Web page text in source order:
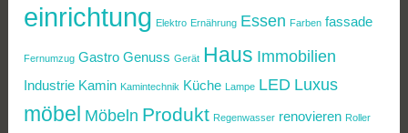
einrichtung Elektro Ernährung Essen Farben fassade
Fernumzug Gastro Genuss Gerät Haus Immobilien
Industrie Kamin Kamintechnik Küche Lampe LED Luxus
möbel Möbeln Produkt Regenwasser renovieren Roller